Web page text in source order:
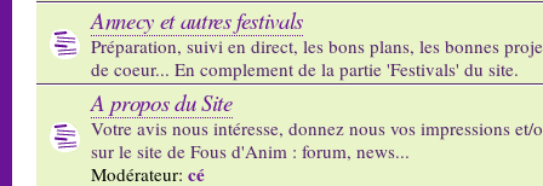
Annecy et autres festivals
Préparation, suivi en direct, les bons plans, les bonnes
de coeur... En complement de la partie 'Festivals' du site.
A propos du Site
Votre avis nous intéresse, donnez nous vos impressions et/
sur le site de Fous d'Anim : forum, news...
Modérateur: cé